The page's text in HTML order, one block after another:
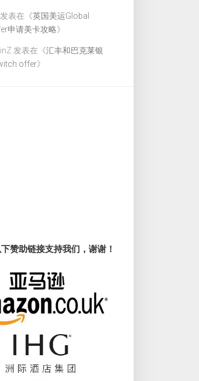
发表在《英国美运Global
申请美卡攻略》
发表在《汇丰和巴克莱银
offer》
赞助链接支持我们，谢谢！